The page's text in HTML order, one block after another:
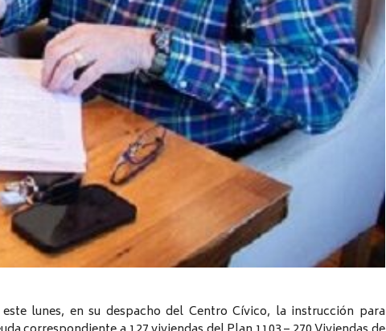
lunes, en su despacho del Centro Cívico, la instrucción para